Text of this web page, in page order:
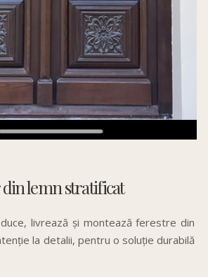
lemn stratificat
livrează și montează ferestre din
la detalii, pentru o soluție durabilă